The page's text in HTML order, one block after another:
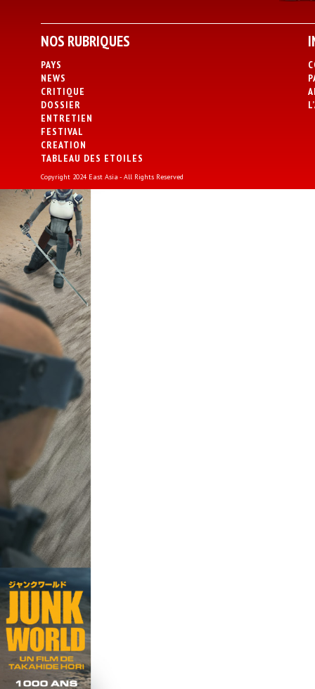
NOS RUBRIQUES
PAYS
NEWS
CRITIQUE
DOSSIER
ENTRETIEN
FESTIVAL
CREATION
TABLEAU DES ETOILES
Copyright 2024 East Asia - All Rights Reserved